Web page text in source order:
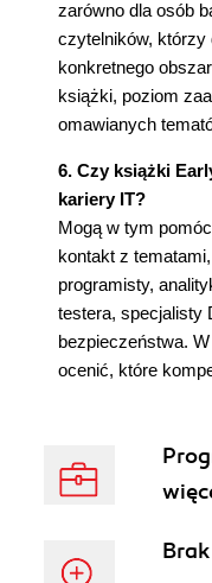
zarówno dla osób
czytelników, którzy
konkretnego
książki, poziom
omawianych
6. Czy książki
kariery IT?
Mogą w tym
kontakt z
programisty,
testera, specjalisty
bezpieczeństwa.
ocenić, które